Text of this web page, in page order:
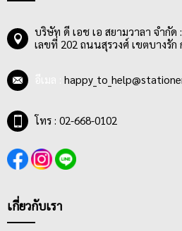
ปก One Piece Board ไร้รอยต่อ เพิ่มค
จำนวนครั้งมากขึ้น โดยแฟ้มสะสมผลงาน
งานประเภทอื่นๆ สามารถมั่นใจในความ
สินค้าได้ นอกจากนี้แฟ้มโชว์เอกสารส่ว
สามารถเปิดได้ 360 องศา เพื่อให้สามาร
มากขึ้น ยิ่งไปกว่านั้นตัวปกหุ้มด้วยพลาสติ
หน้าปกของแฟ้มโชว์เอกสารส่วนใหญ่จะ
โชว์เอกสารที่มีให้เลือกมากมายหลากหล
ความชอบของตน
บริษัท ดี เอช เอ สยามวาลา จำกัด :
เลขที่ 202 ถนนสุรวงศ์ เขตบางรัก
โทร : 02-668-0102
เกี่ยวกับเรา